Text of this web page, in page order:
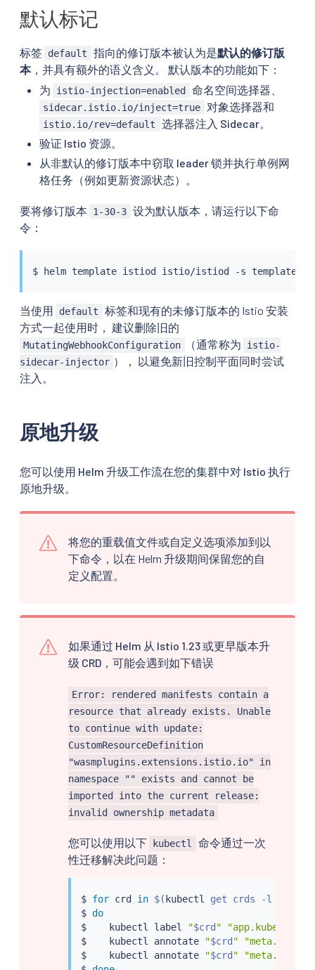
默认标记
标签 default 指向的修订版本被认为是默认的修订版
本，并具有额外的语义含义。 默认版本的功能如下：
为
istio-injection=enabled 命名空间选择器、
sidecar.istio.io/inject=true 对象选择器和
istio.io/rev=default
选择器注入 Sidecar。
验证 Istio 资源。
从非默认的修订版本中窃取 leader 锁并执行单例网
格任务（例如更新资源状态）。
要将修订版本 1-30-3 设为默认版本，请运行以下命
令：
$ helm template istiod istio/istiod -s templates/
当使用 default
标签和现有的未修订版本的 Istio 安装
方式一起使用时， 建议删除旧的
MutatingWebhookConfiguration （通常称为
istio-
sidecar-injector ）， 以避免新旧控制平面同时尝试
注入。
原地升级
您可以使用 Helm 升级工作流在您的集群中对 Istio 执行
原地升级。
将您的重载值文件或自定义选项添加到以
下命令，以在 Helm 升级期间保留您的自
定义配置。
如果通过 Helm 从 Istio 1.23 或更早版本升
级 CRD，可能会遇到如下错误
Error: rendered manifests contain a
resource that already exists. Unable
to continue with update:
CustomResourceDefinition
"wasmplugins.extensions.istio.io" in
namespace "" exists and cannot be
imported into the current release:
invalid ownership metadata
您可以使用以下 kubectl
命令通过一次
性迁移解决此问题：
$ for crd in $( kubectl get crds -l chart
$ do
$
kubectl label "$crd "
$
kubectl annotate "$crd "
$
kubectl annotate "$crd "